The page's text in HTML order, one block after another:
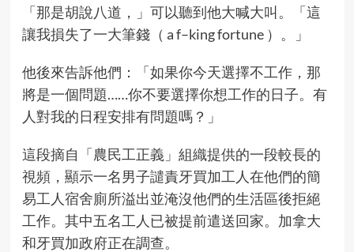
「那是胡說八道，」可以聽到他大喊大叫。「這
讓我損失了一大筆錢（ a f–king fortune ）。」
他後來告訴他們：「如果你今天選擇不工作，那
將是一個問題……你不要選擇你想工作的日子。有
人對我的日程安排有問題嗎？」
這段摘自「農民工正義」組織提供的一段較長的
視頻，顯示一名男子譴責牙買加工人在他們的簡
易工人宿舍廁所溢出並淹沒他們的生活區後拒絕
工作。其中五名工人已被提前遣送回家。加拿大
和牙買加政府正在調查。